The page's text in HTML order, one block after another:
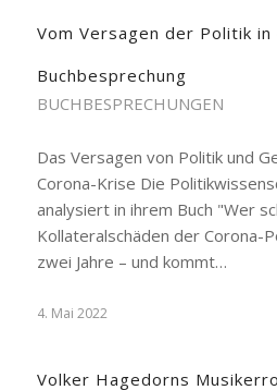
Vom Versagen der Politik
Buchbesprechung
BUCHBESPRECHUNGEN
Das Versagen von Politik und
Corona-Krise Die
analysiert in ihrem Buch "Wer
Kollateralschäden der Corona-
zwei Jahre – und kommt…
4. Mai 2022
Volker Hagedorns